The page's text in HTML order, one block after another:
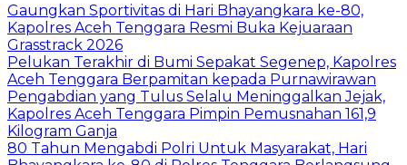
Gaungkan Sportivitas di Hari Bhayangkara ke-80,
Kapolres Aceh Tenggara Resmi Buka Kejuaraan
Grasstrack 2026
Pelukan Terakhir di Bumi Sepakat Segenep, Kapolres
Aceh Tenggara Berpamitan kepada Purnawirawan
Pengabdian yang Tulus Selalu Meninggalkan Jejak,
Kapolres Aceh Tenggara Pimpin Pemusnahan 161,9
Kilogram Ganja
80 Tahun Mengabdi Polri Untuk Masyarakat, Hari